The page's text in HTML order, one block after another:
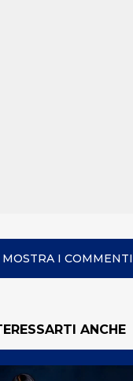
MOSTRA I COMMENTI
ANCHE